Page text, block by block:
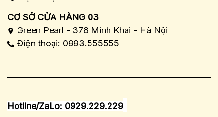
CƠ SỞ CỬA HÀNG 03
Green Pearl - 378 Minh Khai - Hà Nội
Điện thoại: 0993.555555
Hotline/ZaLo: 0929.229.229